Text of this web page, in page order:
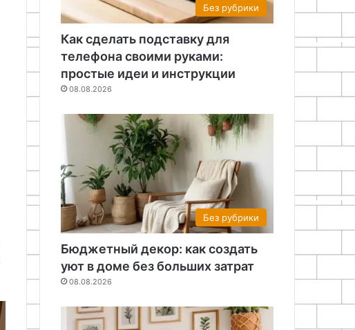
Без рубрики
Как сделать подставку для
телефона своими руками:
простые идеи и инструкции
08.08.2026
Без рубрики
Бюджетный декор: как создать
уют в доме без больших затрат
08.08.2026